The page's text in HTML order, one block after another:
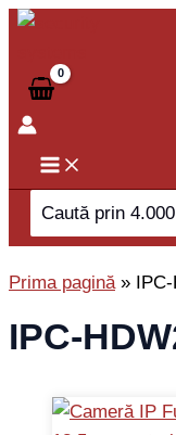
Skip
content
Search
for:
Prima pagină»
IPC-